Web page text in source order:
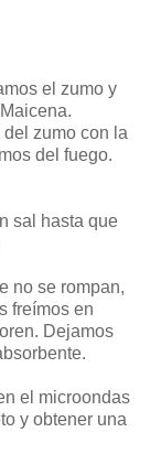
el zumo y
zumo con la
del fuego.
sal hasta que
no se rompan,
freímos en
Dejamos
el microondas
y obtener una